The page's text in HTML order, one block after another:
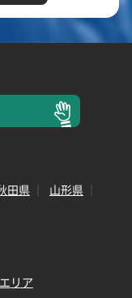
田県
山形県
リア